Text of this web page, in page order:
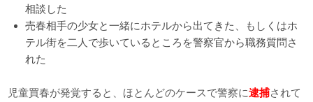
相談した
売春相手の少女と一緒にホテルから出てきた、もしくはホ
テル街を二人で歩いているところを警察官から職務質問さ
れた
児童買春が発覚すると、ほとんどのケースで警察に逮捕されて